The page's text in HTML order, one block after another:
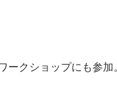
クショップにも参加